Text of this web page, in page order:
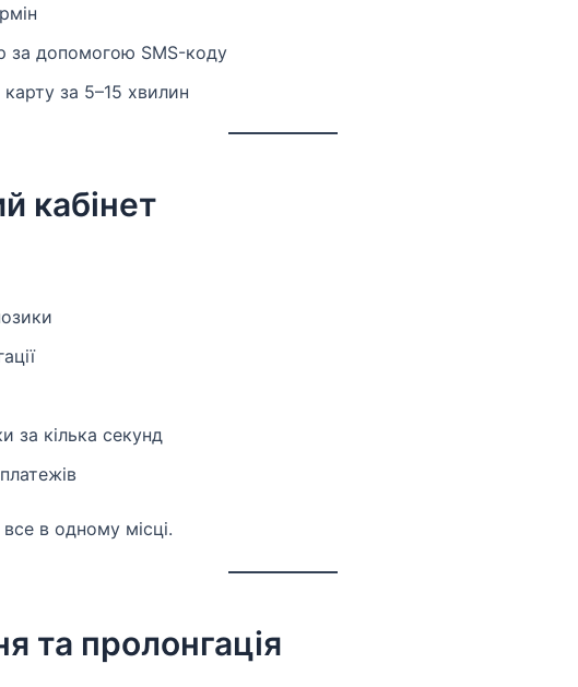
за допомогою SMS-коду
за 5–15 хвилин
кабінет
за кілька секунд
в одному місці.
та пролонгація